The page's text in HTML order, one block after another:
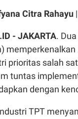
Citra Rahayu
- JAKARTA.
memperkenalkan
prioritas salah
tuntas
dengan
TPT